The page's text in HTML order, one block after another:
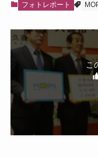
フォトレポート
こ